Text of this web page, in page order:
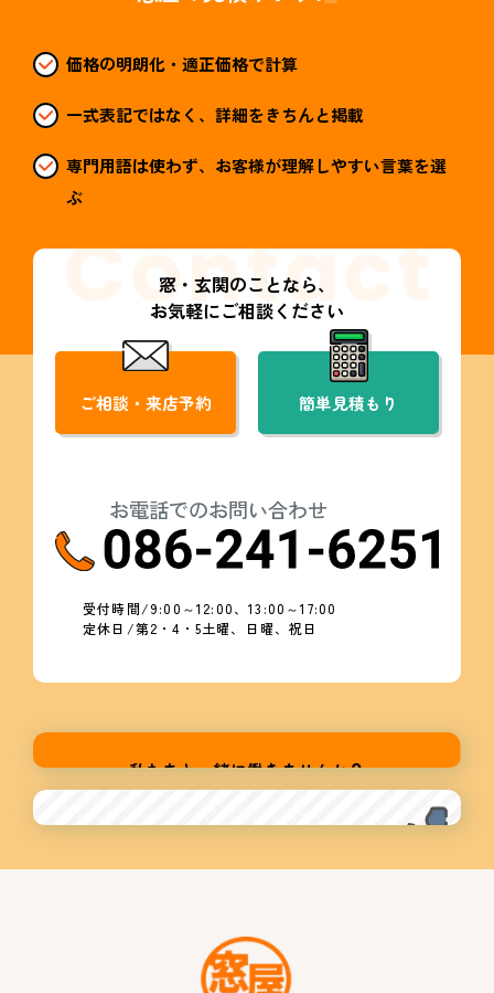
価格の明朗化・適正価格で計算
一式表記ではなく、詳細をきちんと掲載
専門用語は使わず、お客様が理解しやすい言葉を選
ぶ
窓・玄関のことなら、
お気軽にご相談ください
ご相談・来店予約 簡単見積もり
お電話でのお問い合わせ
受付時間/9:00～12:00、13:00～17:00
定休日/第2・4・5土曜、日曜、祝日